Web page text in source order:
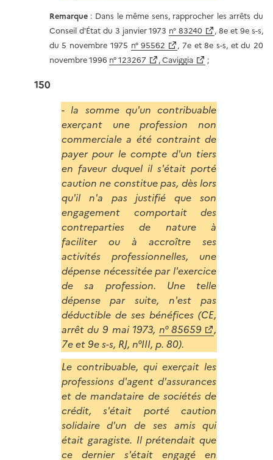
Remarque: Dans le même sens, rapprocher les arrêts du
Conseil d'État du 3 janvier 1973 n° 83240
, 8e et 9e s-s,
du 5 novembre 1975 n° 95562
, 7e et 8e s-s, et du 20
novembre 1996 n° 123267 , Caviggia ;
150
- la somme qu'un contribuable
exerçant une profession non
commerciale a été contraint de
payer pour le compte d'un tiers
en faveur duquel il s'était porté
caution ne constitue pas, dès lors
qu'il n'a pas justifié que son
engagement comportait des
contreparties de nature à
faciliter ou à accroître ses
activités professionnelles, une
dépense nécessitée par l'exercice
de sa profession. Une telle
dépense par suite, n'est pas
déductible de ses bénéfices (CE,
arrêt du 9 mai 1973, n° 85659
,
7e et 9e s-s, RJ, n°III, p. 80).
Le contribuable, qui exerçait les
professions d'agent d'assurances
et de mandataire de sociétés de
crédit, s'était porté caution
solidaire d'un de ses amis qui
était garagiste. Il prétendait que
ce dernier s'était engagé en